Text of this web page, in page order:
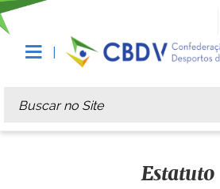
Busca
Busca Avançada…
Estatuto